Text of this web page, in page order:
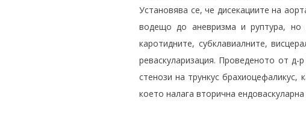
Установява се, че дисекациите на
водещо до аневризма и руптура, но
каротидните, субклавиалните,
реваскуларизация. Проведеното от д-
стенози на трункус брахиоцефаликус,
което налага вторична